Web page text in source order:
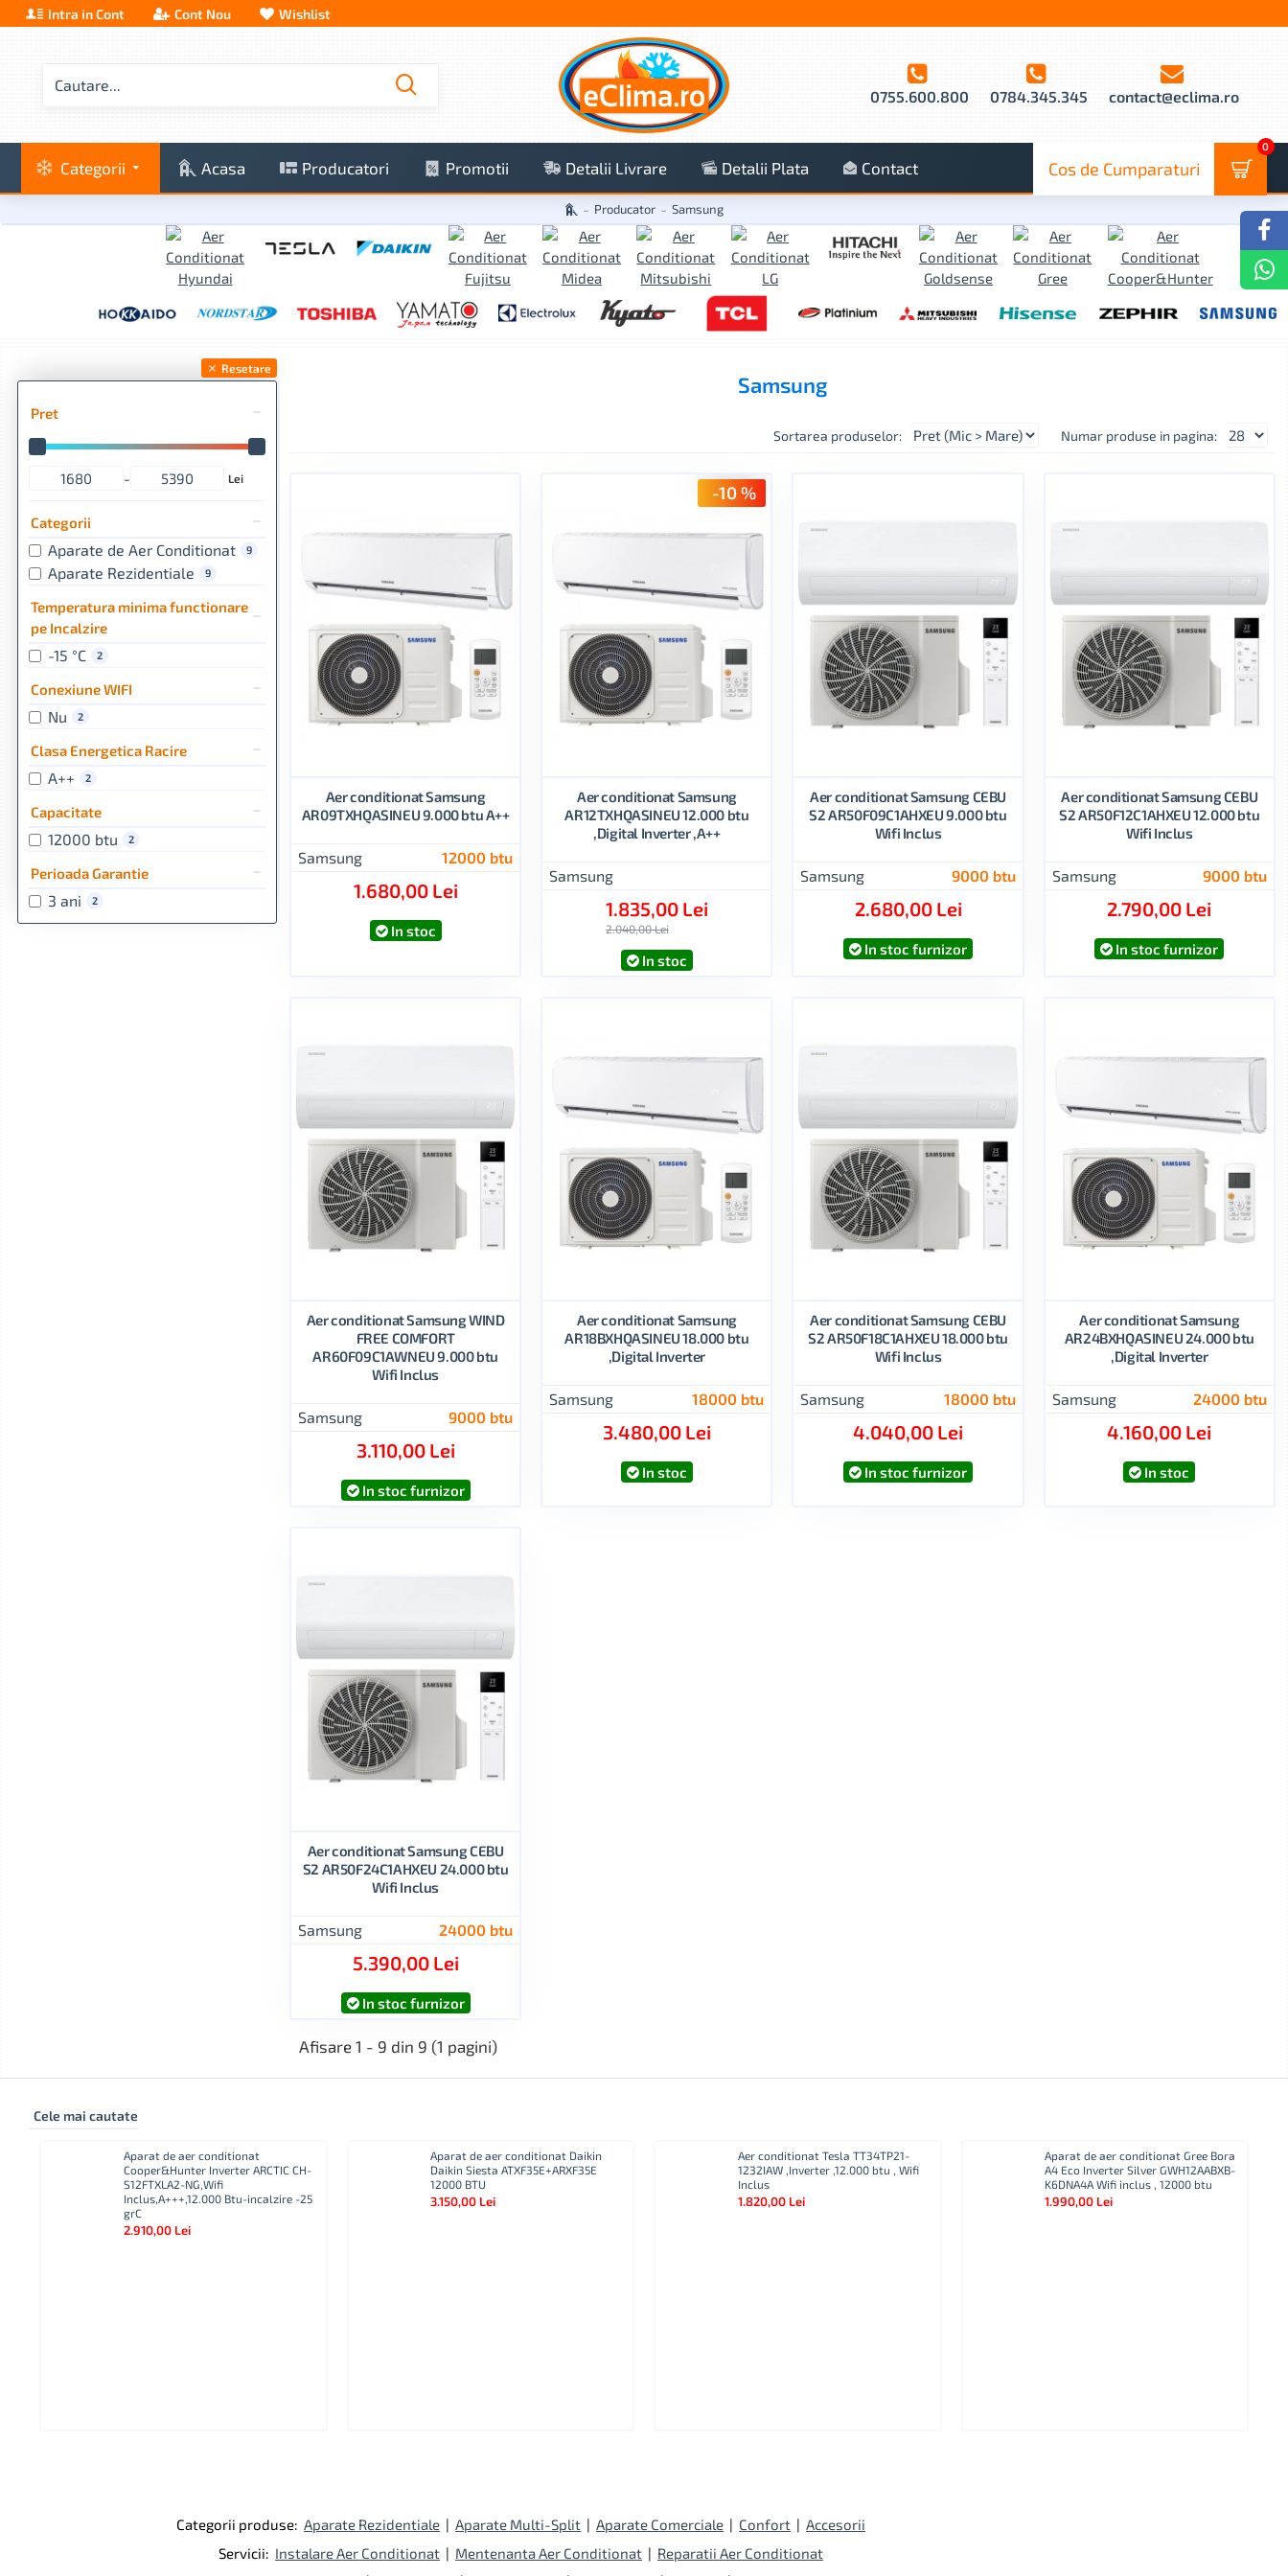
Intra in Cont Cont Nou Wishlist
0755.600.800 0784.345.345 contact@eclima.ro
Categorii Acasa Producatori Promotii Detalii Livrare Detalii Plata Contact Cos de Cumparaturi
0
Producator Samsung
Resetare
Pret
- Lei
Categorii
Aparate de Aer Conditionat 9
Aparate Rezidentiale 9
Clasa Energetica Racire
A++ 2
Capacitate
12000 btu 2
Perioada Garantie
3 ani 2
Temperatura minima functionare
pe Incalzire
-15 °C 2
Conexiune WIFI
Nu 2
Samsung
Sortarea produselor: Numar produse in pagina:
Samsung 12000 btu
Aer conditionat Samsung
AR09TXHQASINEU 9.000 btu A++
1.680,00 Lei
In stoc
-10 %
Samsung
Aer conditionat Samsung
AR12TXHQASINEU 12.000 btu
,Digital Inverter ,A++
1.835,00 Lei
2.040,00 Lei
In stoc
Samsung 9000 btu
Aer conditionat Samsung CEBU
S2 AR50F09C1AHXEU 9.000 btu
Wifi Inclus
2.680,00 Lei
In stoc furnizor
Samsung 9000 btu
Aer conditionat Samsung CEBU
S2 AR50F12C1AHXEU 12.000 btu
Wifi Inclus
2.790,00 Lei
In stoc furnizor
Samsung 9000 btu
Aer conditionat Samsung WIND
FREE COMFORT
AR60F09C1AWNEU 9.000 btu
Wifi Inclus
3.110,00 Lei
In stoc furnizor
Samsung 18000 btu
Aer conditionat Samsung
AR18BXHQASINEU 18.000 btu
,Digital Inverter
3.480,00 Lei
In stoc
Samsung 18000 btu
Aer conditionat Samsung CEBU
S2 AR50F18C1AHXEU 18.000 btu
Wifi Inclus
4.040,00 Lei
In stoc furnizor
Samsung 24000 btu
Aer conditionat Samsung
AR24BXHQASINEU 24.000 btu
,Digital Inverter
4.160,00 Lei
In stoc
Samsung 24000 btu
Aer conditionat Samsung CEBU
S2 AR50F24C1AHXEU 24.000 btu
Wifi Inclus
5.390,00 Lei
In stoc furnizor
Afisare 1 - 9 din 9 (1 pagini)
Cele mai cautate
Aparat de aer conditionat
Cooper&Hunter Inverter ARCTIC CH-
S12FTXLA2-NG,Wifi
Inclus,A+++,12.000 Btu-incalzire -25
grC
2.910,00 Lei
Aparat de aer conditionat Daikin
Daikin Siesta ATXF35E+ARXF35E
12000 BTU
3.150,00 Lei
Aer conditionat Tesla TT34TP21-
1232IAW ,Inverter ,12.000 btu , Wifi
Inclus
1.820,00 Lei
Aparat de aer conditionat Gree Bora
A4 Eco Inverter Silver GWH12AABXB-
K6DNA4A Wifi inclus , 12000 btu
1.990,00 Lei
Categorii produse:Aparate Rezidentiale |Aparate Multi-Split |Aparate Comerciale | Confort |Accesorii
Servicii: Instalare Aer Conditionat | Mentenanta Aer Conditionat | Reparatii Aer Conditionat